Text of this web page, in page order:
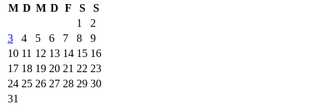
M D M D F S
S
1
2
3
4 5 6 7 8
9
10 11 12 13 14 15 16
17 18 19 20 21 22 23
24 25 26 27 28 29 30
31